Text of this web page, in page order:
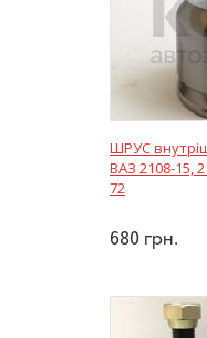
ШРУС
ВАЗ 2108-15,
72
680 грн.